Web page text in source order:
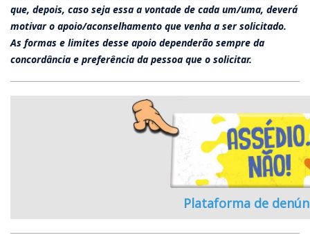
que, depois, caso seja essa a vontade de cada um/uma, deverá
motivar o apoio/aconselhamento que venha a ser solicitado.
As formas e limites desse apoio dependerão sempre da
concordância e preferência da pessoa que o solicitar.
Plataforma de